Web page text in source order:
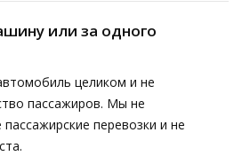
или за одного
целиком и не
пассажиров. Мы не
перевозки и не